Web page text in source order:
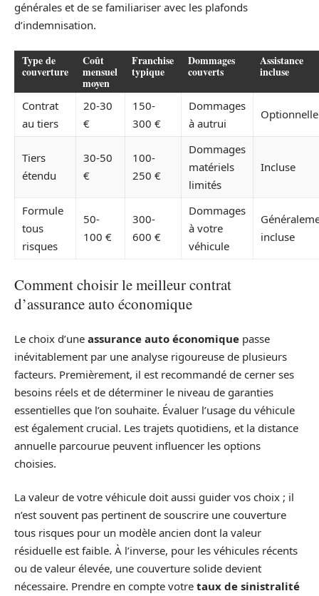
générales et de se familiariser avec les plafonds
d’indemnisation.
Type de
couverture
Coût
mensuel
moyen
Franchise
typique
Dommages
couverts
Assistance
incluse
Contrat
au tiers
20-30
€
150-
300 €
Dommages
à autrui
Optionnelle
Tiers
étendu
30-50
€
100-
250 €
Dommages
matériels
limités
Incluse
Formule
tous
risques
50-
100 €
300-
600 €
Dommages
à votre
véhicule
incluse
Comment choisir le meilleur contrat
d’assurance auto économique
Le choix d’une assurance auto économique passe
inévitablement par une analyse rigoureuse de plusieurs
facteurs. Premièrement, il est recommandé de cerner ses
besoins réels et de déterminer le niveau de garanties
essentielles que l’on souhaite. Évaluer l’usage du véhicule
est également crucial. Les trajets quotidiens, et la distance
annuelle parcourue peuvent influencer les options
choisies.
La valeur de votre véhicule doit aussi guider vos choix ; il
n’est souvent pas pertinent de souscrire une couverture
tous risques pour un modèle ancien dont la valeur
résiduelle est faible. À l’inverse, pour les véhicules récents
ou de valeur élevée, une couverture solide devient
nécessaire. Prendre en compte votre taux de sinistralité